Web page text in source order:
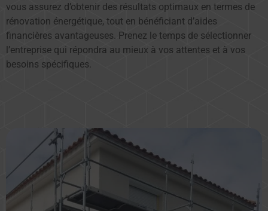
vous assurez d’obtenir des résultats optimaux en termes de
rénovation énergétique, tout en bénéficiant d’aides
financières avantageuses. Prenez le temps de sélectionner
l’entreprise qui répondra au mieux à vos attentes et à vos
besoins spécifiques.